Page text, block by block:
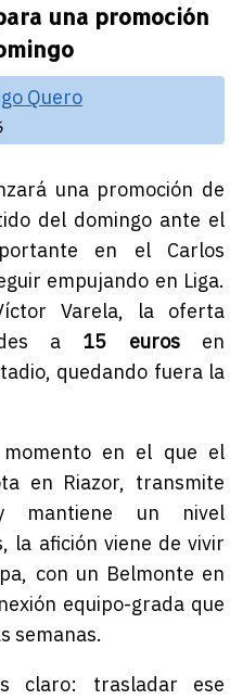
una promoción
Quero
una promoción de
del domingo ante el
en el Carlos
empujando en Liga.
Varela, la oferta
a 15 eurosen
quedando fuera la
en el que el
en Riazor, transmite
mantiene un nivel
la afición viene de vivir
con un Belmonte en
equipo-grada que
semanas.
claro: trasladar ese